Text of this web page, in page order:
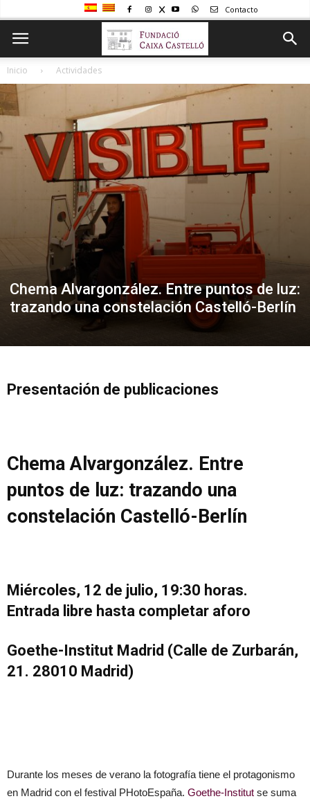
Contacto
Inicio Actividades
Chema Alvargonzález. Entre puntos de luz:
trazando una constelación Castelló-Berlín
Presentación de publicaciones
Chema Alvargonzález. Entre
puntos de luz: trazando una
constelación Castelló-Berlín
Miércoles, 12 de julio, 19:30 horas.
Entrada libre hasta completar aforo
Goethe-Institut Madrid (Calle de Zurbarán,
21. 28010 Madrid)
Durante los meses de verano la fotografía tiene el protagonismo
en Madrid con el festival PHotoEspaña. Goethe-Institut se suma